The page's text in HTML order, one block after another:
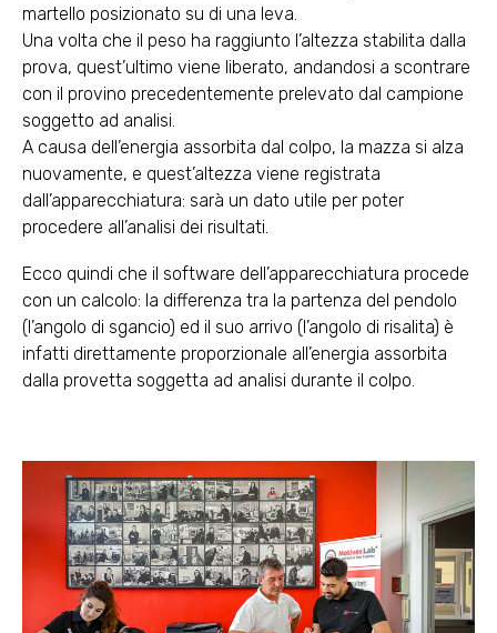
martello posizionato su di una leva.
Una volta che il peso ha raggiunto l’altezza stabilita dalla
prova, quest’ultimo viene liberato, andandosi a scontrare
con il provino precedentemente prelevato dal campione
soggetto ad analisi.
A causa dell’energia assorbita dal colpo, la mazza si alza
nuovamente, e quest’altezza viene registrata
dall’apparecchiatura: sarà un dato utile per poter
procedere all’analisi dei risultati.
Ecco quindi che il software dell’apparecchiatura procede
con un calcolo: la differenza tra la partenza del pendolo
(l’angolo di sgancio) ed il suo arrivo (l’angolo di risalita) è
infatti direttamente proporzionale all’energia assorbita
dalla provetta soggetta ad analisi durante il colpo.